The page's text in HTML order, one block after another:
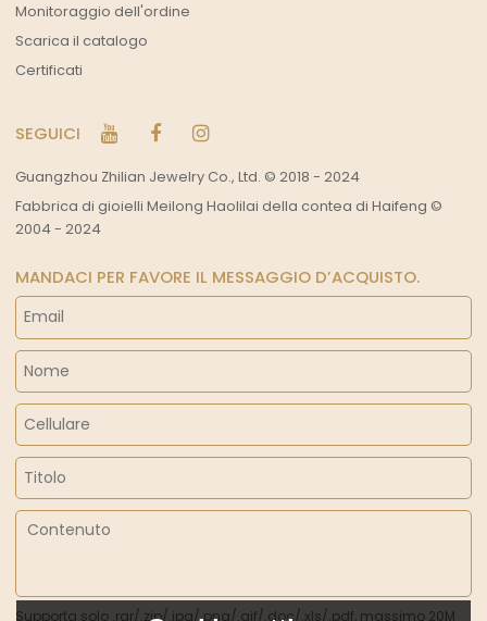
Monitoraggio dell'ordine
Scarica il catalogo
Certificati
SEGUICI
Guangzhou Zhilian Jewelry Co., Ltd. © 2018 - 2024
Fabbrica di gioielli Meilong Haolilai della contea di Haifeng ©
2004 - 2024
MANDACI PER FAVORE IL MESSAGGIO D’ACQUISTO.
Supporta solo .rar/.zip/.jpg/.png/.gif/.doc/.xls/.pdf, massimo 20M